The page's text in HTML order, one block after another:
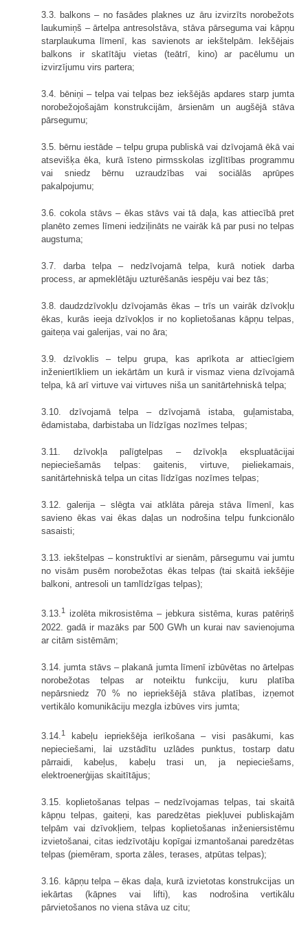
3.3. balkons – no fasādes plaknes uz āru izvirzīts norobežots
laukumiņš – ārtelpa antresolstāva, stāva pārseguma vai kāpņu
starplaukuma līmenī, kas savienots ar iekštelpām. Iekšējais
balkons ir skatītāju vietas (teātrī, kino) ar pacēlumu un
izvirzījumu virs partera;
3.4. bēniņi – telpa vai telpas bez iekšējās apdares starp jumta
norobežojošajām konstrukcijām, ārsienām un augšējā stāva
pārsegumu;
3.5. bērnu iestāde – telpu grupa publiskā vai dzīvojamā ēkā vai
atsevišķa ēka, kurā īsteno pirmsskolas izglītības programmu
vai sniedz bērnu uzraudzības vai sociālās aprūpes
pakalpojumu;
3.6. cokola stāvs – ēkas stāvs vai tā daļa, kas attiecībā pret
planēto zemes līmeni iedziļināts ne vairāk kā par pusi no telpas
augstuma;
3.7. darba telpa – nedzīvojamā telpa, kurā notiek darba
process, ar apmeklētāju uzturēšanās iespēju vai bez tās;
3.8. daudzdzīvokļu dzīvojamās ēkas – trīs un vairāk dzīvokļu
ēkas, kurās ieeja dzīvokļos ir no koplietošanas kāpņu telpas,
gaiteņa vai galerijas, vai no āra;
3.9. dzīvoklis – telpu grupa, kas aprīkota ar attiecīgiem
inženiertīkliem un iekārtām un kurā ir vismaz viena dzīvojamā
telpa, kā arī virtuve vai virtuves niša un sanitārtehniskā telpa;
3.10. dzīvojamā telpa – dzīvojamā istaba, guļamistaba,
ēdamistaba, darbistaba un līdzīgas nozīmes telpas;
3.11. dzīvokļa palīgtelpas – dzīvokļa ekspluatācijai
nepieciešamās telpas: gaitenis, virtuve, pieliekamais,
sanitārtehniskā telpa un citas līdzīgas nozīmes telpas;
3.12. galerija – slēgta vai atklāta pāreja stāva līmenī, kas
savieno ēkas vai ēkas daļas un nodrošina telpu funkcionālo
sasaisti;
3.13. iekštelpas – konstruktīvi ar sienām, pārsegumu vai jumtu
no visām pusēm norobežotas ēkas telpas (tai skaitā iekšējie
balkoni, antresoli un tamlīdzīgas telpas);
3.13.1
izolēta mikrosistēma – jebkura sistēma, kuras patēriņš
2022. gadā ir mazāks par 500 GWh un kurai nav savienojuma
ar citām sistēmām;
3.14. jumta stāvs – plakanā jumta līmenī izbūvētas no ārtelpas
norobežotas telpas ar noteiktu funkciju, kuru platība
nepārsniedz 70 % no iepriekšējā stāva platības, izņemot
vertikālo komunikāciju mezgla izbūves virs jumta;
3.14. 1
kabeļu iepriekšēja ierīkošana – visi pasākumi, kas
nepieciešami, lai uzstādītu uzlādes punktus, tostarp datu
pārraidi, kabeļus, kabeļu trasi un, ja nepieciešams,
elektroenerģijas skaitītājus;
3.15. koplietošanas telpas – nedzīvojamas telpas, tai skaitā
kāpņu telpas, gaiteņi, kas paredzētas piekļuvei publiskajām
telpām vai dzīvokļiem, telpas koplietošanas inženiersistēmu
izvietošanai, citas iedzīvotāju kopīgai izmantošanai paredzētas
telpas (piemēram, sporta zāles, terases, atpūtas telpas);
3.16. kāpņu telpa – ēkas daļa, kurā izvietotas konstrukcijas un
iekārtas (kāpnes vai lifti), kas nodrošina vertikālu
pārvietošanos no viena stāva uz citu;